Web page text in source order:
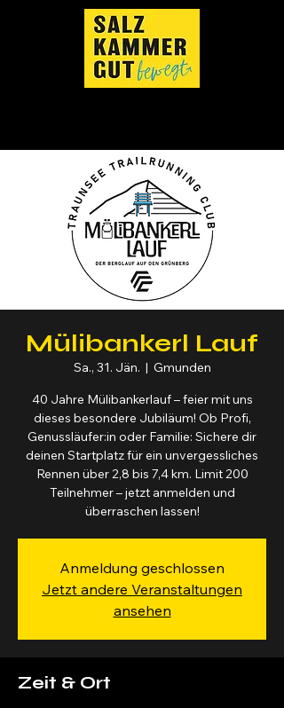
Mülibankerl Lauf
Sa., 31. Jän.
  |
Gmunden
40 Jahre Mülibankerlauf – feier mit uns
dieses besondere Jubiläum! Ob Profi,
Genussläufer:in oder Familie: Sichere dir
deinen Startplatz für ein unvergessliches
Rennen über 2,8 bis 7,4 km. Limit 200
Teilnehmer – jetzt anmelden und
überraschen lassen!
Anmeldung geschlossen
Jetzt andere Veranstaltungen
ansehen
Zeit & Ort